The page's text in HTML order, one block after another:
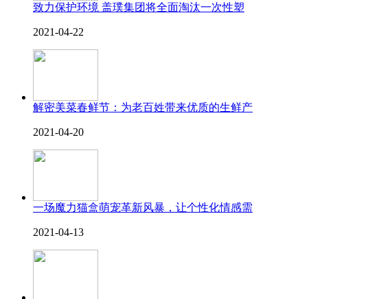
致力保护环境 盖璞集团将全面淘汰一次性塑
2021-04-22
解密美菜春鲜节：为老百姓带来优质的生鲜产
2021-04-20
一场魔力猫盒萌宠革新风暴，让个性化情感需
2021-04-13